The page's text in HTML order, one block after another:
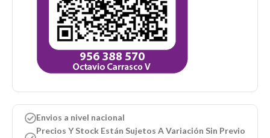
Envios a nivel nacional
Precios Y Stock Están Sujetos A Variación Sin Previo